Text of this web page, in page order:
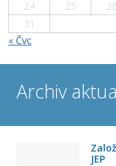
Březen
Únor
24
25 26
31
« Čvc
Archiv
JEP